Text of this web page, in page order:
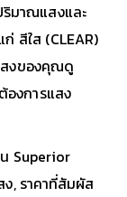
มาณแสงและ
สีใส (CLEAR)
สงของคุณดู
องการแสง
Superior
ง, ราคาที่สัมผัส